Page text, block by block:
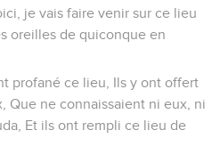
je vais faire venir sur ce lieu
oreilles de quiconque en
profané ce lieu, Ils y ont offert
Que ne connaissaient ni eux, ni
Et ils ont rempli ce lieu de